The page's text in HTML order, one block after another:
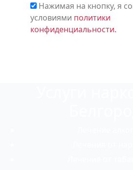
Нажимая на кнопку, я
условиями политики
конфиденциальности.